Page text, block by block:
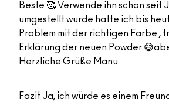
Beste 🥰 Verwende ihn schon seit
umgestellt wurde hatte ich bis
Problem mit der richtigen Farbe ,
Erklärung der neuen Powder
Herzliche Grüße Manu
Fazit Ja, ich würde es einem